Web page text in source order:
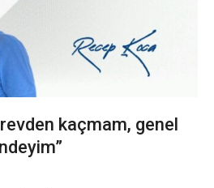
kaçmam, genel